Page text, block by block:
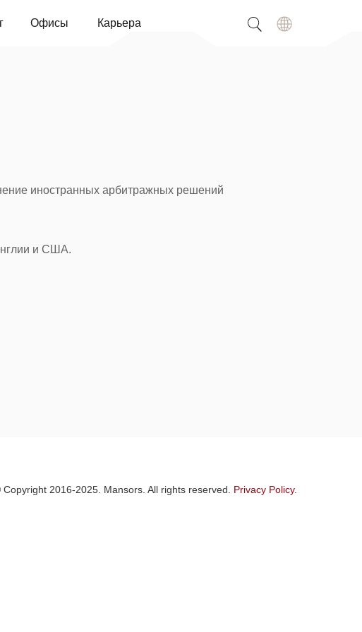
Офисы Карьера
иностранных арбитражных решений
и США.
Copyright 2016-2025. Mansors. All rights reserved. Privacy Policy.